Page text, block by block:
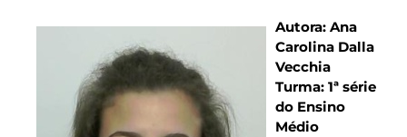
Autora: Ana
Carolina Dalla
Vecchia
Turma: 1ª série
do Ensino
Médio